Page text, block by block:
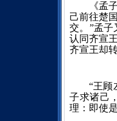
《孟
己前往楚
交。”孟子
认同齐宣
齐宣王却
“王顾
子求诸己
理：即使